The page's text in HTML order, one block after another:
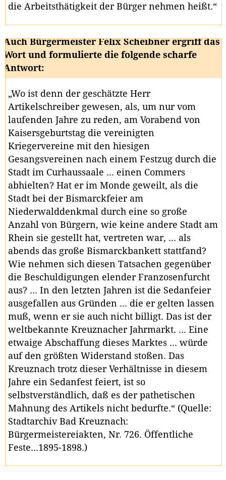
die Arbeitsthätigkeit der Bürger nehmen heißt.“
Auch Bürgermeister Felix Scheibner ergriff das
Wort und formulierte die folgende scharfe
Antwort:
„Wo ist denn der geschätzte Herr
Artikelschreiber gewesen, als, um nur vom
laufenden Jahre zu reden, am Vorabend von
Kaisersgeburtstag die vereinigten
Kriegervereine mit den hiesigen
Gesangsvereinen nach einem Festzug durch die
Stadt im Curhaussaale ... einen Commers
abhielten? Hat er im Monde geweilt, als die
Stadt bei der Bismarckfeier am
Niederwalddenkmal durch eine so große
Anzahl von Bürgern, wie keine andere Stadt am
Rhein sie gestellt hat, vertreten war, ... als
abends das große Bismarckbankett stattfand?
Wie nehmen sich diesen Tatsachen gegenüber
die Beschuldigungen elender Franzosenfurcht
aus? ... In den letzten Jahren ist die Sedanfeier
ausgefallen aus Gründen ... die er gelten lassen
muß, wenn er sie auch nicht billigt. Das ist der
weltbekannte Kreuznacher Jahrmarkt. ... Eine
etwaige Abschaffung dieses Marktes ... würde
auf den größten Widerstand stoßen. Das
Kreuznach trotz dieser Verhältnisse in diesem
Jahre ein Sedanfest feiert, ist so
selbstverständlich, daß es der pathetischen
Mahnung des Artikels nicht bedurfte.“ (Quelle:
Stadtarchiv Bad Kreuznach:
Bürgermeistereiakten, Nr. 726. Öffentliche
Feste...1895-1898.)